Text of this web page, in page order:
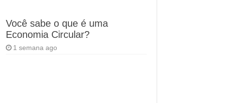
Você sabe o que é uma
Economia Circular?
1 semana ago